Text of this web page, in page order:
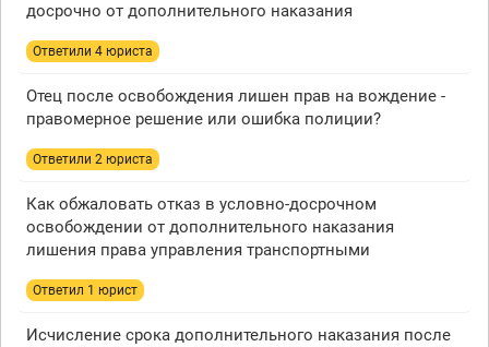
досрочно от дополнительного наказания
Ответили 4 юристa
Отец после освобождения лишен прав на вождение -
правомерное решение или ошибка полиции?
Ответили 2 юристa
Как обжаловать отказ в условно-досрочном
освобождении от дополнительного наказания
лишения права управления транспортными
Ответил 1 юрист
Исчисление срока дополнительного наказания после